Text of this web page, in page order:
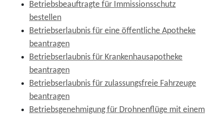
Betriebsbeauftragte für Immissionsschutz
bestellen
Betriebserlaubnis für eine öffentliche Apotheke
beantragen
Betriebserlaubnis für Krankenhausapotheke
beantragen
Betriebserlaubnis für zulassungsfreie Fahrzeuge
beantragen
Betriebsgenehmigung für Drohnenflüge mit einem